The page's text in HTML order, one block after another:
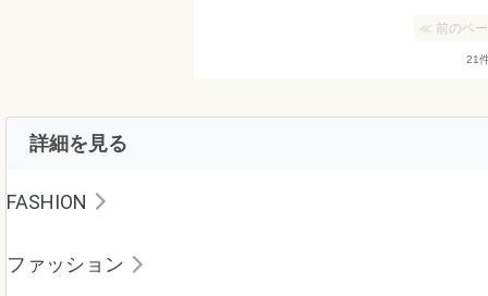
≪ 前のペ
21
詳細を見る
FASHION
ファッション